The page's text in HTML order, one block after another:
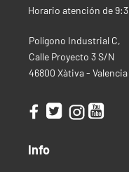
Mejoran la
Productos
Tenemos todo lo
en nuestra sección
en contacto con
Horario atención de
Polígono Industrial C,
Calle Proyecto 3 S/N
46800 Xàtiva - Valencia
Info